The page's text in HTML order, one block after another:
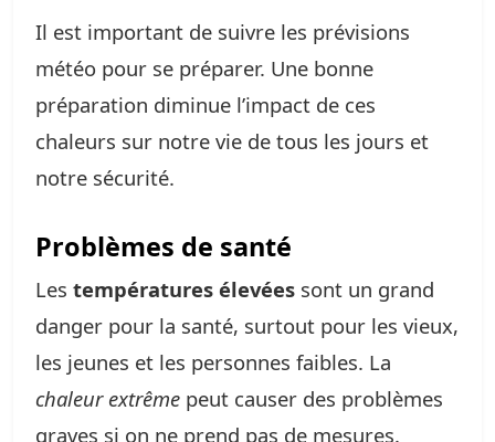
Il est important de suivre les prévisions
météo pour se préparer. Une bonne
préparation diminue l’impact de ces
chaleurs sur notre vie de tous les jours et
notre sécurité.
Problèmes de santé
Les températures élevées sont un grand
danger pour la santé, surtout pour les vieux,
les jeunes et les personnes faibles. La
chaleur extrême peut causer des problèmes
graves si on ne prend pas de mesures.